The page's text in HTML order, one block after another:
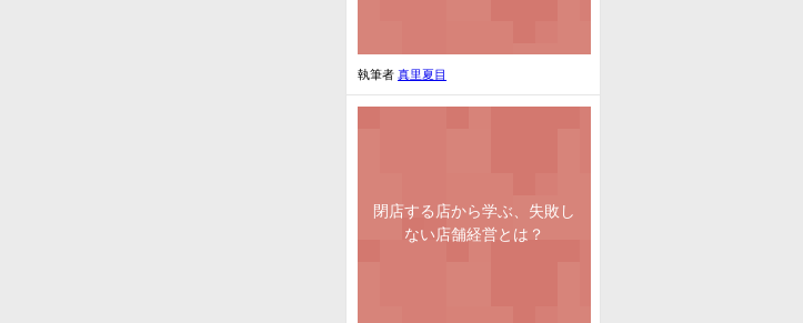
執筆者 真里夏目
閉店する店から学ぶ、失敗し
ない店舗経営とは？